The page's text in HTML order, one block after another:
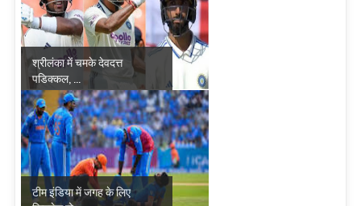
श्रीलंका में चमके देवदत्त
पडिक्कल, ...
टीम इंडिया में जगह के लिए